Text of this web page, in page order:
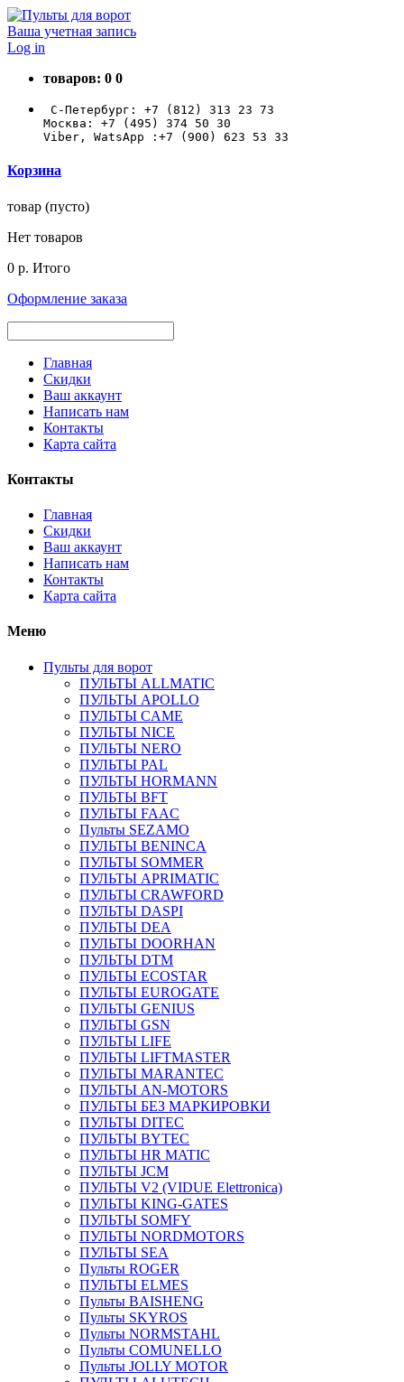
Ваша учетная запись
Log in
товаров: 0 0
С-Петербург: +7 (812) 313 23 73
Москва: +7 (495) 374 50 30
Viber, WatsApp :+7 (900) 623 53 33
Корзина
товар (пусто)
Нет товаров
0 р. Итого
Оформление заказа
Главная
Скидки
Ваш аккаунт
Написать нам
Контакты
Карта сайта
Контакты
Главная
Скидки
Ваш аккаунт
Написать нам
Контакты
Карта сайта
Меню
Пульты для ворот
ПУЛЬТЫ ALLMATIC
ПУЛЬТЫ APOLLO
ПУЛЬТЫ CAME
ПУЛЬТЫ NICE
ПУЛЬТЫ NERO
ПУЛЬТЫ PAL
ПУЛЬТЫ HORMANN
ПУЛЬТЫ BFT
ПУЛЬТЫ FAAC
Пульты SEZAMO
ПУЛЬТЫ BENINCA
ПУЛЬТЫ SOMMER
ПУЛЬТЫ APRIMATIC
ПУЛЬТЫ CRAWFORD
ПУЛЬТЫ DASPI
ПУЛЬТЫ DEA
ПУЛЬТЫ DOORHAN
ПУЛЬТЫ DTM
ПУЛЬТЫ ECOSTAR
ПУЛЬТЫ EUROGATE
ПУЛЬТЫ GENIUS
ПУЛЬТЫ GSN
ПУЛЬТЫ LIFE
ПУЛЬТЫ LIFTMASTER
ПУЛЬТЫ MARANTEC
ПУЛЬТЫ AN-MOTORS
ПУЛЬТЫ БЕЗ МАРКИРОВКИ
ПУЛЬТЫ DITEC
ПУЛЬТЫ BYTEC
ПУЛЬТЫ HR MATIC
ПУЛЬТЫ JCM
ПУЛЬТЫ V2 (VIDUE Elettronica)
ПУЛЬТЫ KING-GATES
ПУЛЬТЫ SOMFY
ПУЛЬТЫ NORDMOTORS
ПУЛЬТЫ SEA
Пульты ROGER
ПУЛЬТЫ ELMES
Пульты BAISHENG
Пульты SKYROS
Пульты NORMSTAHL
Пульты COMUNELLO
Пульты JOLLY MOTOR